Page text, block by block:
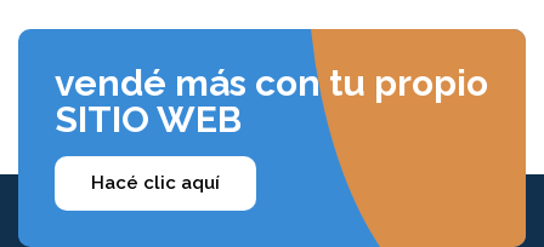
vendé más con tu propio
SITIO WEB
Hacé clic aquí